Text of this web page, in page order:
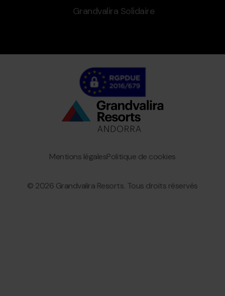
Grandvalira Solidaire
© 2026 Grandvalira Resorts. Tous droits réservés
Granvalira
Politique de cookies
Mentions légales